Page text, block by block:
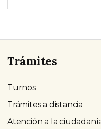
Trámites
Turnos
Trámites a distancia
Atención a la